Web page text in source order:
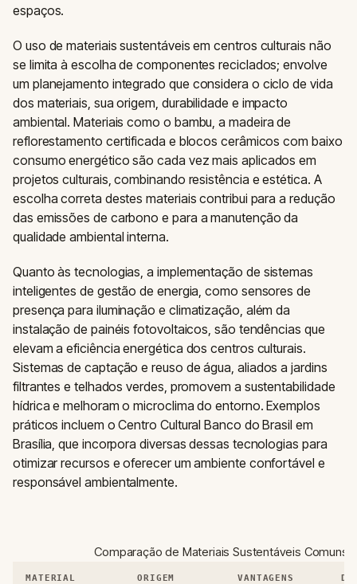
espaços.
O uso de materiais sustentáveis em centros culturais não
se limita à escolha de componentes reciclados; envolve
um planejamento integrado que considera o ciclo de vida
dos materiais, sua origem, durabilidade e impacto
ambiental. Materiais como o bambu, a madeira de
reflorestamento certificada e blocos cerâmicos com baixo
consumo energético são cada vez mais aplicados em
projetos culturais, combinando resistência e estética. A
escolha correta destes materiais contribui para a redução
das emissões de carbono e para a manutenção da
qualidade ambiental interna.
Quanto às tecnologias, a implementação de sistemas
inteligentes de gestão de energia, como sensores de
presença para iluminação e climatização, além da
instalação de painéis fotovoltaicos, são tendências que
elevam a eficiência energética dos centros culturais.
Sistemas de captação e reuso de água, aliados a jardins
filtrantes e telhados verdes, promovem a sustentabilidade
hídrica e melhoram o microclima do entorno. Exemplos
práticos incluem o Centro Cultural Banco do Brasil em
Brasília, que incorpora diversas dessas tecnologias para
otimizar recursos e oferecer um ambiente confortável e
responsável ambientalmente.
Comparação de Materiais Sustentáveis Comuns
MATERIAL ORIGEM VANTAGENS